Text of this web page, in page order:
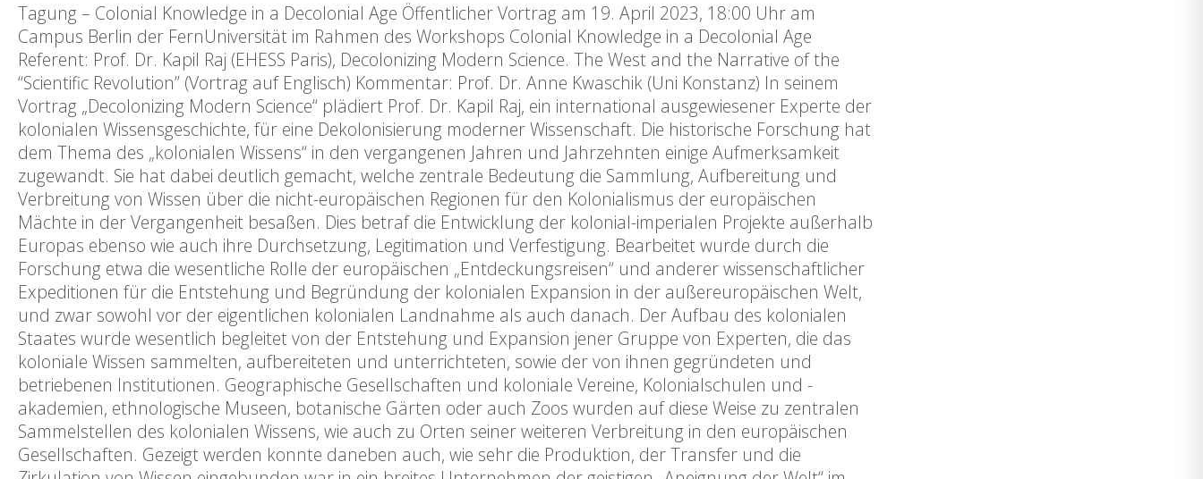
Tagung – Colonial Knowledge in a Decolonial Age Öffentlicher Vortrag am 19. April 2023, 18:00 Uhr am
Campus Berlin der FernUniversität im Rahmen des Workshops Colonial Knowledge in a Decolonial Age
Referent: Prof. Dr. Kapil Raj (EHESS Paris), Decolonizing Modern Science. The West and the Narrative of the
“Scientific Revolution” (Vortrag auf Englisch) Kommentar: Prof. Dr. Anne Kwaschik (Uni Konstanz) In seinem
Vortrag „Decolonizing Modern Science“ plädiert Prof. Dr. Kapil Raj, ein international ausgewiesener Experte der
kolonialen Wissensgeschichte, für eine Dekolonisierung moderner Wissenschaft. Die historische Forschung hat
dem Thema des „kolonialen Wissens“ in den vergangenen Jahren und Jahrzehnten einige Aufmerksamkeit
zugewandt. Sie hat dabei deutlich gemacht, welche zentrale Bedeutung die Sammlung, Aufbereitung und
Verbreitung von Wissen über die nicht-europäischen Regionen für den Kolonialismus der europäischen
Mächte in der Vergangenheit besaßen. Dies betraf die Entwicklung der kolonial-imperialen Projekte außerhalb
Europas ebenso wie auch ihre Durchsetzung, Legitimation und Verfestigung. Bearbeitet wurde durch die
Forschung etwa die wesentliche Rolle der europäischen „Entdeckungsreisen“ und anderer wissenschaftlicher
Expeditionen für die Entstehung und Begründung der kolonialen Expansion in der außereuropäischen Welt,
und zwar sowohl vor der eigentlichen kolonialen Landnahme als auch danach. Der Aufbau des kolonialen
Staates wurde wesentlich begleitet von der Entstehung und Expansion jener Gruppe von Experten, die das
koloniale Wissen sammelten, aufbereiteten und unterrichteten, sowie der von ihnen gegründeten und
betriebenen Institutionen. Geographische Gesellschaften und koloniale Vereine, Kolonialschulen und -
akademien, ethnologische Museen, botanische Gärten oder auch Zoos wurden auf diese Weise zu zentralen
Sammelstellen des kolonialen Wissens, wie auch zu Orten seiner weiteren Verbreitung in den europäischen
Gesellschaften. Gezeigt werden konnte daneben auch, wie sehr die Produktion, der Transfer und die